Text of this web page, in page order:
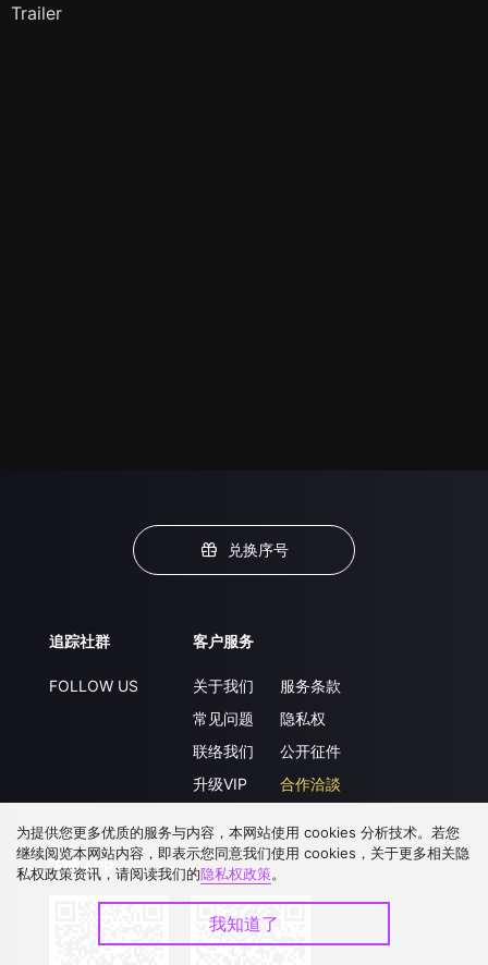
Trailer
兑换序号
追踪社群
FOLLOW US
客户服务
关于我们
常见问题
联络我们
升级VIP
服务条款
隐私权
公开征件
合作洽談
下载 APP
为提供您更多优质的服务与内容，本网站使用 cookies 分析技术。若您
继续阅览本网站内容，即表示您同意我们使用 cookies，关于更多相关隐
私权政策资讯，请阅读我们的隐私权政策。
我知道了